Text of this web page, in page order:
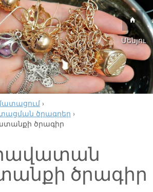
Մենյու
›
ծրագրեր ›
ծրագիր
ծրագիր